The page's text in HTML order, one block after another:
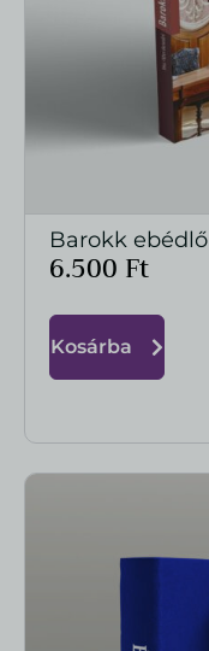
Barokk ebédlő
6.500 Ft
Kosárba